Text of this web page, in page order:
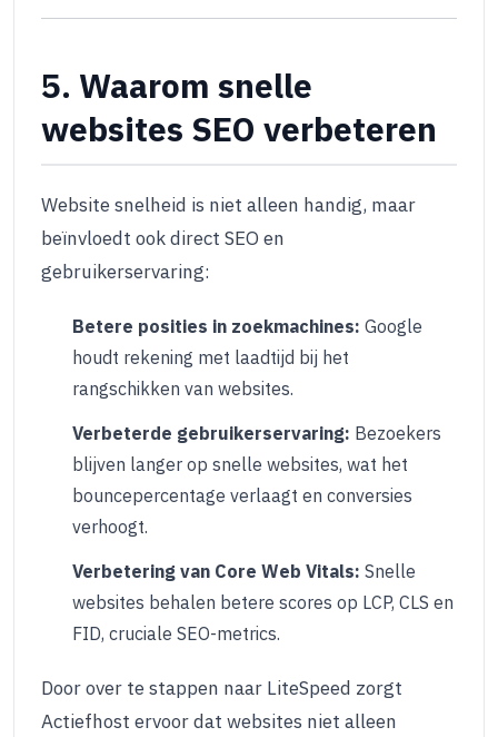
5. Waarom snelle
websites SEO verbeteren
Website snelheid is niet alleen handig, maar
beïnvloedt ook direct SEO en
gebruikerservaring:
Betere posities in zoekmachines: Google
houdt rekening met laadtijd bij het
rangschikken van websites.
Verbeterde gebruikerservaring: Bezoekers
blijven langer op snelle websites, wat het
bouncepercentage verlaagt en conversies
verhoogt.
Verbetering van Core Web Vitals: Snelle
websites behalen betere scores op LCP, CLS en
FID, cruciale SEO-metrics.
Door over te stappen naar LiteSpeed zorgt
Actiefhost ervoor dat websites niet alleen